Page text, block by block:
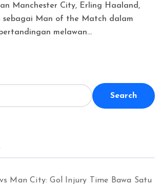
sebagai Man of the Match dalam
melawan...
Man City: Gol Injury Time Bawa Satu